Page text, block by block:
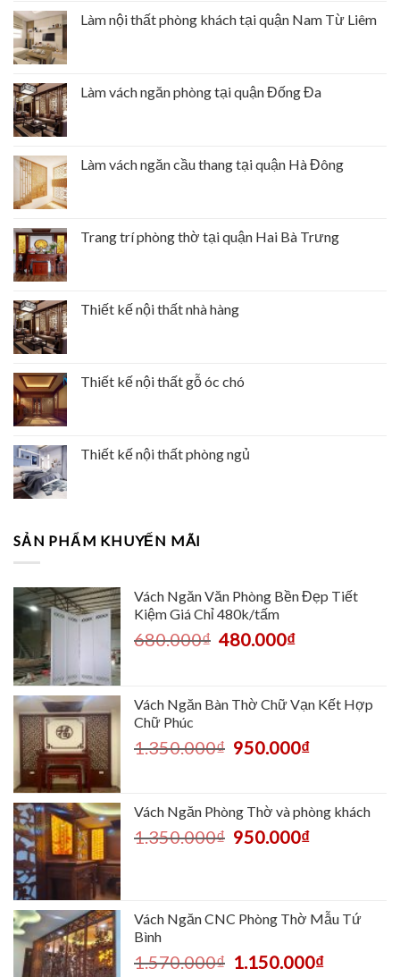
Làm nội thất phòng khách tại quận Nam Từ Liêm
Làm vách ngăn phòng tại quận Đống Đa
Làm vách ngăn cầu thang tại quận Hà Đông
Trang trí phòng thờ tại quận Hai Bà Trưng
Thiết kế nội thất nhà hàng
Thiết kế nội thất gỗ óc chó
Thiết kế nội thất phòng ngủ
SẢN PHẨM KHUYẾN MÃI
Vách Ngăn Văn Phòng Bền Đẹp Tiết
Kiệm Giá Chỉ 480k/tấm
680.000₫ 480.000₫
Vách Ngăn Bàn Thờ Chữ Vạn Kết Hợp
Chữ Phúc
1.350.000₫ 950.000₫
Vách Ngăn Phòng Thờ và phòng khách
1.350.000₫ 950.000₫
Vách Ngăn CNC Phòng Thờ Mẫu Tứ
Bình
1.570.000₫ 1.150.000₫